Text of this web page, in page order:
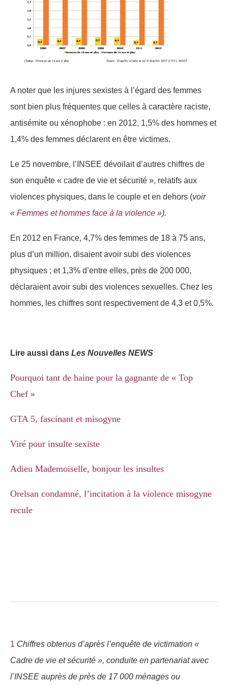
A noter que les injures sexistes à l’égard des femmes
sont bien plus fréquentes que celles à caractère raciste,
antisémite ou xénophobe : en 2012, 1,5% des hommes et
1,4% des femmes déclarent en être victimes.
Le 25 novembre, l’INSEE dévoilait d’autres chiffres de
son enquête « cadre de vie et sécurité », relatifs aux
violences physiques, dans le couple et en dehors (voir
« Femmes et hommes face à la violence »).
En 2012 en France, 4,7% des femmes de 18 à 75 ans,
plus d’un million, disaient avoir subi des violences
physiques ; et 1,3% d’entre elles, près de 200 000,
déclaraient avoir subi des violences sexuelles. Chez les
hommes, les chiffres sont respectivement de 4,3 et 0,5%.
Lire aussi dans Les Nouvelles NEWS
Pourquoi tant de haine pour la gagnante de « Top
Chef »
GTA 5, fascinant et misogyne
Viré pour insulte sexiste
Adieu Mademoiselle, bonjour les insultes
Orelsan condamné, l’incitation à la violence misogyne
recule
1 Chiffres obtenus d’après l’enquête de victimation «
Cadre de vie et sécurité », conduite en partenariat avec
l’INSEE auprès de près de 17 000 ménages ou